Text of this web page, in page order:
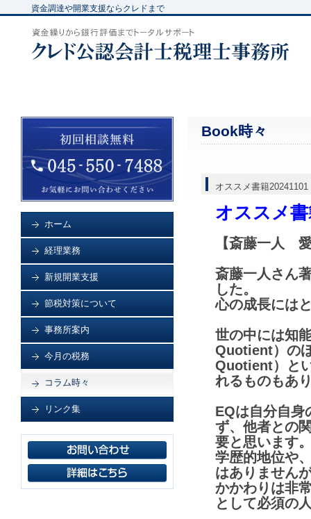
資金調達や開業支援ならクレドまで
Book時々
オススメ書籍20241101
オススメ
【斎藤一人
斎藤一人さん
した。
心の成長には
世の中には知
Quotient）の
Quotient）と
れるものもあ
EQは自分自身
ず、他者との
要と思います
学歴的地位や
はありません
かかわりは非
として必須の
ホーム
経理業務
新規開業支援
節税対策について
事務所案内
今月の税務
コラム時々
リンク集